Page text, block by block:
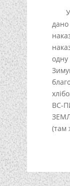
дано
одну
ВС-
(там